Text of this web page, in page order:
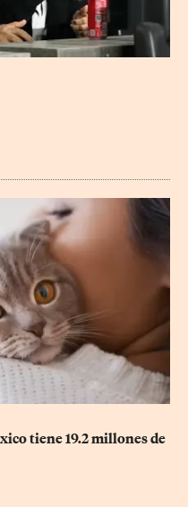
tiene 19.2 millones de